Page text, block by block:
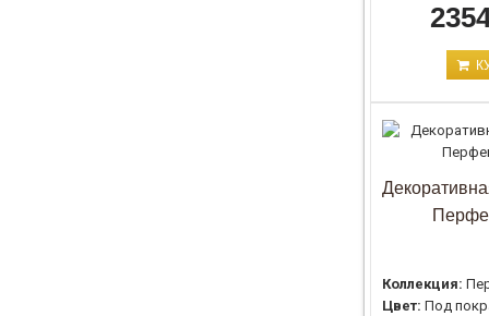
Коллекция:
Цвет: Под